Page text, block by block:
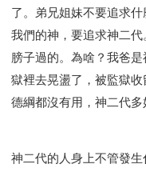
了。弟兄姐妹不要追求
我們的神，要追求神二
膀子過的。為啥？我爸
獄裡去晃盪了，被監獄
德綱都沒有用，神二代多
神二代的人身上不管發